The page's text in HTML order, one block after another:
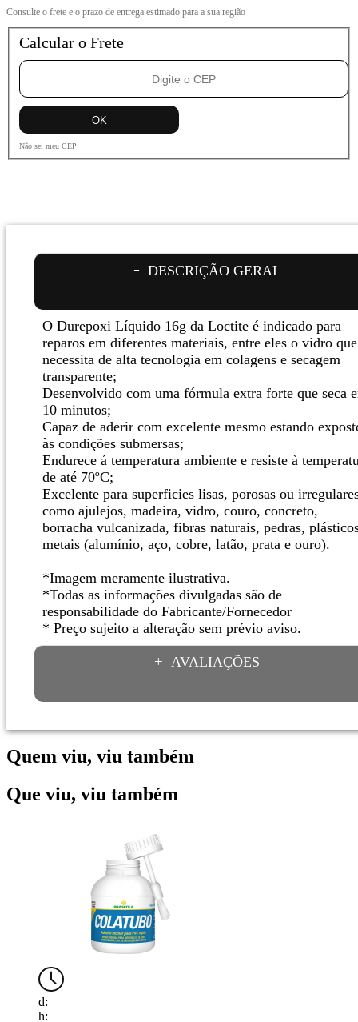
Calcular o Frete
Não sei meu CEP
DESCRIÇÃO GERAL
O Durepoxi Líquido 16g da Loctite é indicado para
reparos em diferentes materiais, entre eles o vidro que
necessita de alta tecnologia em colagens e secagem
transparente;
Desenvolvido com uma fórmula extra forte que seca
10 minutos;
Capaz de aderir com excelente mesmo estando
às condições submersas;
Endurece á temperatura ambiente e resiste à
de até 70ºC;
Excelente para superficies lisas, porosas ou
como ajulejos, madeira, vidro, couro, concreto,
borracha vulcanizada, fibras naturais, pedras,
metais (alumínio, aço, cobre, latão, prata e ouro).
*Imagem meramente ilustrativa.
*Todas as informações divulgadas são de
responsabilidade do Fabricante/Fornecedor
* Preço sujeito a alteração sem prévio aviso.
AVALIAÇÕES
Quem viu, viu também
Que viu, viu também
d:
h: